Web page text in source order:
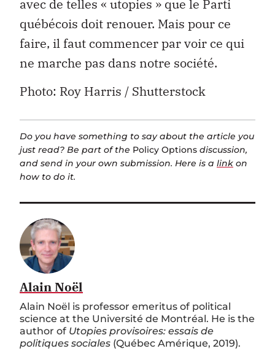
avec de telles « utopies » que le Parti
québécois doit renouer. Mais pour ce
faire, il faut commencer par voir ce qui
ne marche pas dans notre société.
Photo: Roy Harris / Shutterstock
Do you have something to say about the article you
just read? Be part of the Policy Options discussion,
and send in your own submission. Here is a link on
how to do it.
Alain Noël
Alain Noël is professor emeritus of political
science at the Université de Montréal. He is the
author of Utopies provisoires: essais de
politiques sociales (Québec Amérique, 2019).